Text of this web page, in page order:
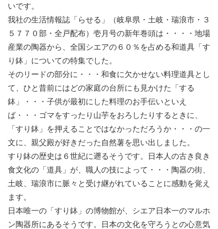
いです。
我社の生活情報誌「らせる」（岐阜県・土岐・瑞浪市・３
５７７０部・全戸配布）壱月号の新年巻頭は・・・・地場
産業の陶器から、全国シエアの６０％を占める和道具「す
り鉢」についての特集でした。
そのリードの部分に・・・和食に欠かせない料理道具とし
て、ひと昔前にはどの家庭の台所にも見かけた「する
鉢」・・・子供が最初にした料理のお手伝いといえ
ば・・・ゴマをすったり山芋をおろしたりするときに、
「すり鉢」を押えることではなかっただろうか・・・の一
文に、親父殿が好きだった自然薯を思い出しました。
すり鉢の歴史は６世紀に遡るそうです。日本人の古き良き
食文化の「道具」が、職人の技によって・・・陶器の街、
土岐、瑞浪市に脈々と受け継がれていることに感動を覚え
ます。
日本唯一の「すり鉢」の博物館が、シエア日本一のマルホ
ン陶器所にあるそうです。日本の文化を守ろうとの心意気